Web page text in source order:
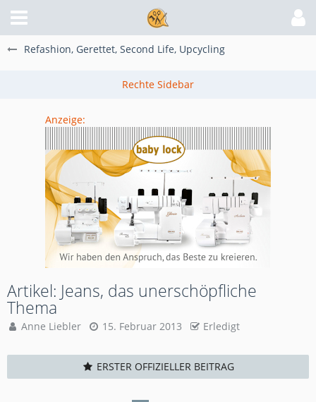
Refashion, Gerettet, Second Life, Upcycling
Anzeige:
Artikel: Jeans, das unerschöpfliche
Thema
Anne Liebler 15. Februar 2013 Erledigt
ERSTER OFFIZIELLER BEITRAG